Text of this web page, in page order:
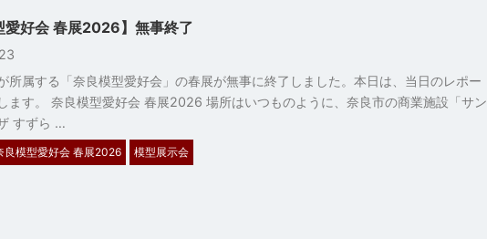
愛好会 春展2026】無事終了
所属する「奈良模型愛好会」の春展が無事に終了しました。本日は、当日のレポー
ます。 奈良模型愛好会 春展2026 場所はいつものように、奈良市の商業施設「サン
すずら …
良模型愛好会 春展2026 模型展示会